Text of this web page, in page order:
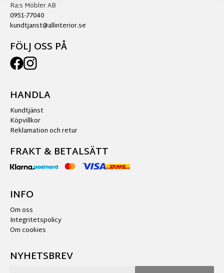
Ra:s Möbler AB
0951-77040
kundtjanst@allinterior.se
FÖLJ OSS PÅ
HANDLA
Kundtjänst
Köpvillkor
Reklamation och retur
FRAKT & BETALSÄTT
INFO
Om oss
Integritetspolicy
Om cookies
NYHETSBREV